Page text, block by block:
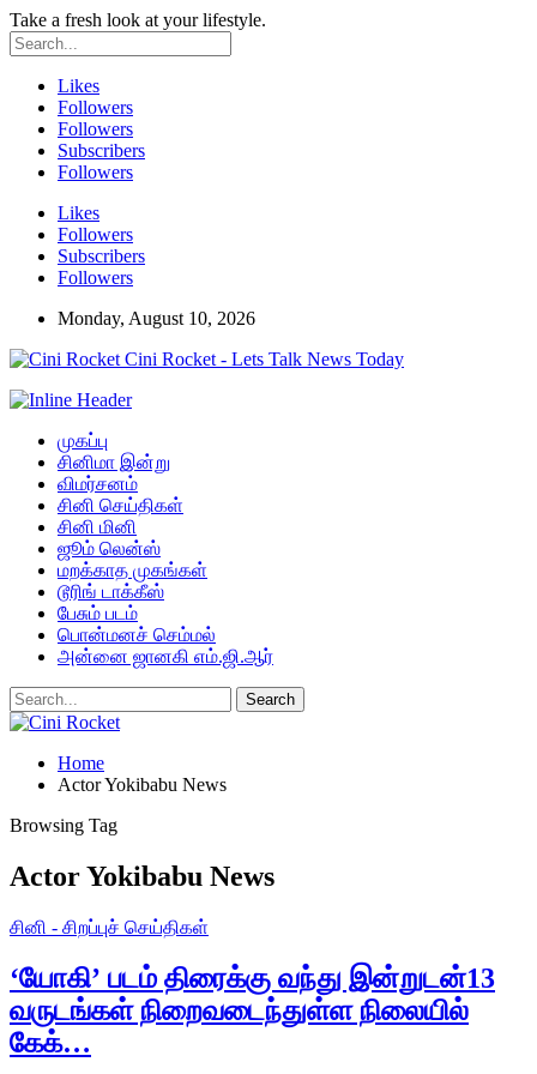
Take a fresh look at your lifestyle.
Likes
Followers
Followers
Subscribers
Followers
Likes
Followers
Subscribers
Followers
Monday, August 10, 2026
Cini Rocket - Lets Talk News Today
முகப்பு
சினிமா இன்று
விமர்சனம்
சினி செய்திகள்
சினி மினி
ஜூம் லென்ஸ்
மறக்காத முகங்கள்
டூரிங் டாக்கீஸ்
பேசும் படம்
பொன்மனச் செம்மல்
அன்னை ஜானகி எம்.ஜி.ஆர்
Home
Actor Yokibabu News
Browsing Tag
Actor Yokibabu News
சினி - சிறப்புச் செய்திகள்
‘யோகி’ படம் திரைக்கு வந்து இன்றுடன்13
வருடங்கள் நிறைவடைந்துள்ள நிலையில்
கேக்…